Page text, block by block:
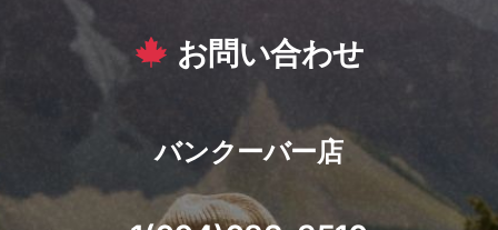
お問い合わせ
バンクーバー店